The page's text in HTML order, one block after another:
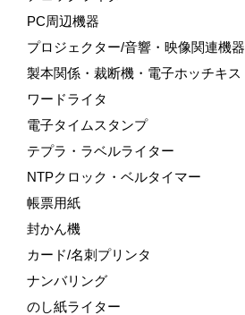
PC周辺機器
プロジェクター/音響・映像関連機器
製本関係・裁断機・電子ホッチキス
ワードライタ
電子タイムスタンプ
テプラ・ラベルライター
NTPクロック・ベルタイマー
帳票用紙
封かん機
カード/名刺プリンタ
ナンバリング
のし紙ライター